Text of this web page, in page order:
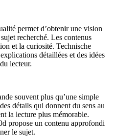
permet d’obtenir une vision
recherché. Les contenus
et la curiosité. Technische
détaillées et des idées
lecteur.
souvent plus qu’une simple
détails qui donnent du sens au
la lecture plus mémorable.
propose un contenu approfondi
le sujet.